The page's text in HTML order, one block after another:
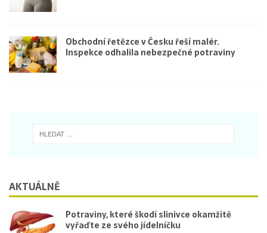
Obchodní řetězce v Česku řeší malér.
Inspekce odhalila nebezpečné potraviny
AKTUÁLNĚ
Potraviny, které škodí slinivce okamžitě
vyřaďte ze svého jídelníčku